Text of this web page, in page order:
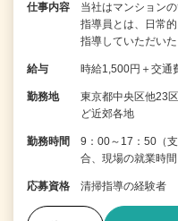
仕事内容
当社はマンション
指導員とは、日常
指導していただい
給与 時給1,500円＋交通
勤務地
東京都中央区他23
ど近郊各地
勤務時間
9：00～17：50（
合、現場の就業時
応募資格 清掃指導の経験者